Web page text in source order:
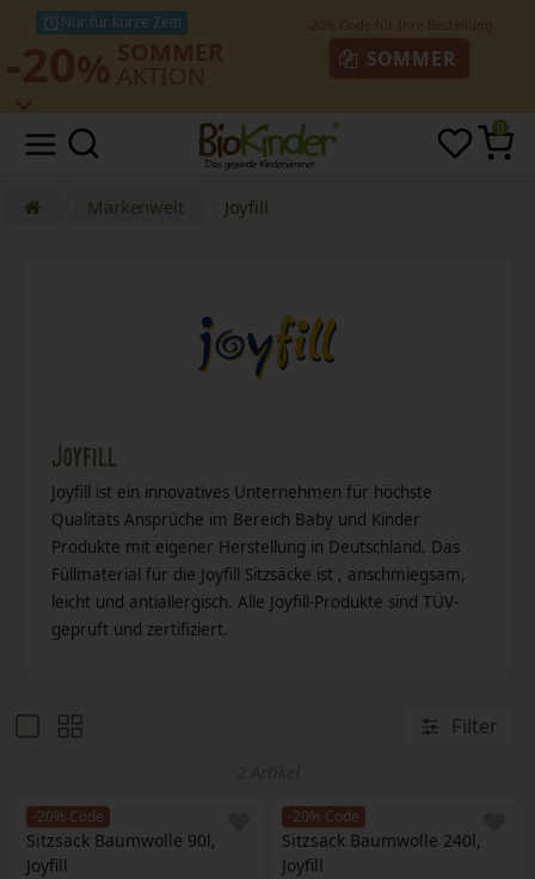
Nur für kurze Zeit!
SOMMER
0
Markenwelt Joyfill
Joyfill
Joyfill ist ein innovatives Unternehmen für höchste
Qualitäts Ansprüche im Bereich Baby und Kinder
Produkte mit eigener Herstellung in Deutschland. Das
Füllmaterial für die Joyfill Sitzsäcke ist , anschmiegsam,
leicht und antiallergisch. Alle Joyfill-Produkte sind TÜV-
geprüft und zertifiziert.
Filter
-20% Code
Sitzsack Baumwolle 90l,
Joyfill
-20% Code
Sitzsack Baumwolle 240l,
Joyfill